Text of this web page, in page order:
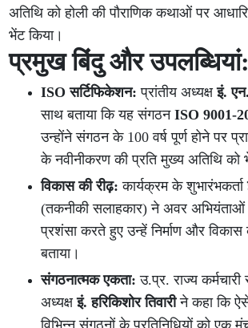
अतिथि को होली की पौराणिक कथाओं पर
भेंट किया।
प्रमुख बिंदु और उपलब्धियां:
ISO सर्टिफिकेशन: प्रांतीय अध्यक्षइं. एन.
साथ बताया कि यह संगठनISO 9001-
उन्होंने संगठन के 100 वर्ष पूर्ण होने पर
के नवीनीकरण की प्रति मुख्य अतिथि को
विकास की रीढ़: कार्यक्रम के शुभारंभकर्ता
(तकनीकी सलाहकार) ने अवर अभियंताओं
प्रशंसा करते हुए उन्हें निर्माण और
बताया।
संगठनात्मक एकता: उ.प्र. राज्य
अध्यक्षइं. हरिकिशोर तिवारीने कहा कि